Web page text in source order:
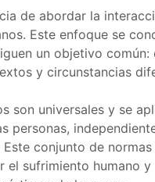
de abordar la
Este enfoque se
un objetivo
y circunstancias
son universales y se
personas,
conjunto de
el sufrimiento humano